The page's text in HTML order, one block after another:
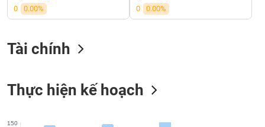
0
0.00%
0
0.00%
Tài chính
Thực hiện kế hoạch
150
TIN
TRUYỀN